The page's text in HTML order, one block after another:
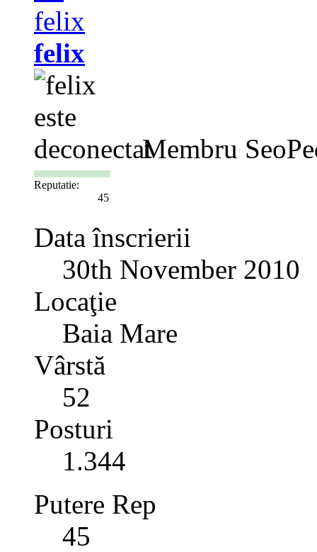
felix
Membru
Reputatie:
45
Data înscrierii
30th November 2010
Locaţie
Baia Mare
Vârstă
52
Posturi
1.344
Putere Rep
45